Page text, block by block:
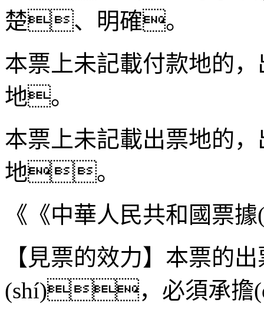
楚、明確。
本票上未記載付款地的
地。
本票上未記載出票地的
地。
《《中華人民共和國票
【見票的效力】本票的
(shí)，必須承擔